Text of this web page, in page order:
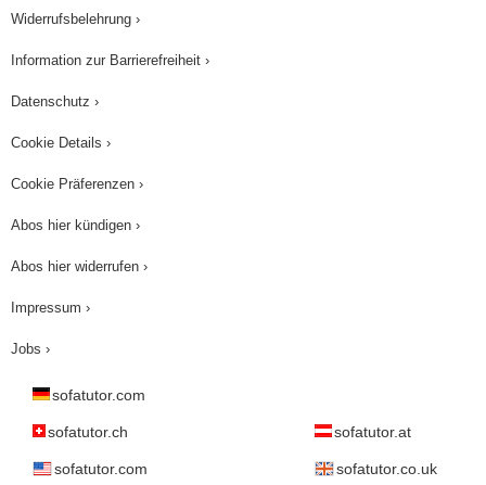
Widerrufsbelehrung ›
Information zur Barrierefreiheit ›
Datenschutz ›
Cookie Details ›
Cookie Präferenzen ›
Abos hier kündigen ›
Abos hier widerrufen ›
Impressum ›
Jobs ›
sofatutor.com
sofatutor.ch sofatutor.at
sofatutor.com sofatutor.co.uk